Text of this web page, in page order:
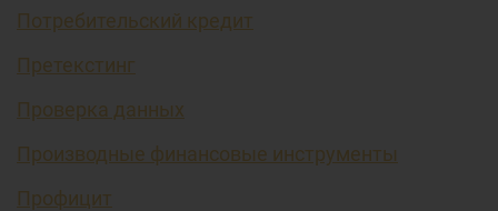
Потребительский кредит
Претекстинг
Проверка данных
Производные финансовые инструменты
Профицит